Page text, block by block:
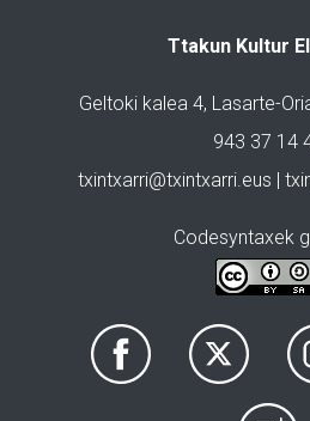
Ttakun Kultur
Geltoki kalea 4, Lasarte-
943 37 14
txintxarri@txintxarri.eus |
Codesyntaxek